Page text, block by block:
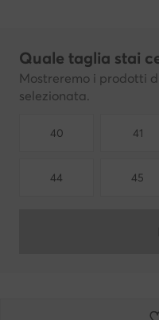
Quale taglia stai
Mostreremo i prodotti
selezionata.
40 41
44 45